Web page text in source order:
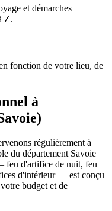
et démarches
Z.
fonction de votre lieu, de
à
)
régulièrement à
du département Savoie
feu d'artifice de nuit, feu
d'intérieur — est conçu
budget et de